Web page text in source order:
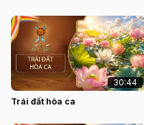
30:44
Trái đất hòa ca